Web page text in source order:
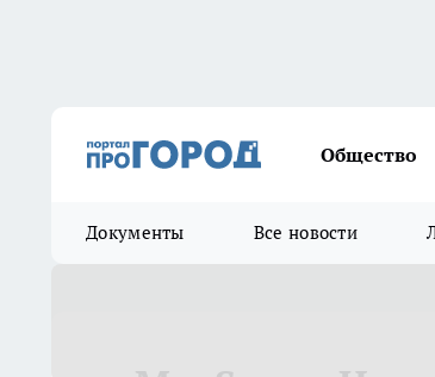
Общество
Документы Все новости